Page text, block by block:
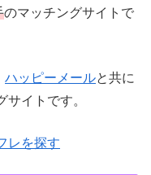
のマッチングサイトで
ハッピーメールと共に
イトです。
レを探す